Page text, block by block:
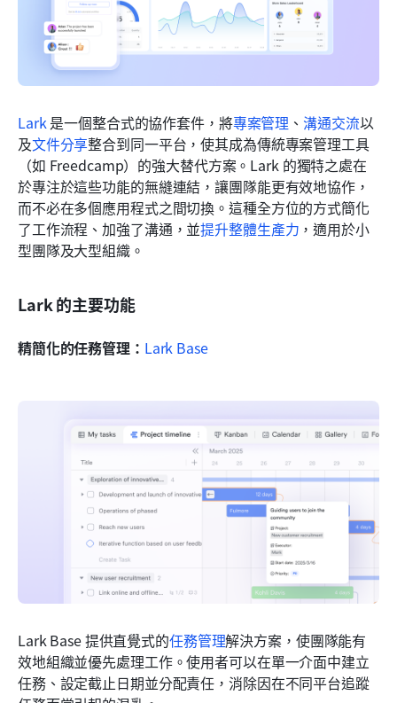
Lark 是一個整合式的協作套件，將專案管理 、 溝通交流以
及文件分享整合到同一平台，使其成為傳統專案管理工具
（如 Freedcamp）的強大替代方案。Lark 的獨特之處在
於專注於這些功能的無縫連結，讓團隊能更有效地協作，
而不必在多個應用程式之間切換。這種全方位的方式簡化
了工作流程、加強了溝通，並提升整體生產力 ，適用於小
型團隊及大型組織。
Lark 的主要功能
精簡化的任務管理： Lark Base
Lark Base 提供直覺式的任務管理解決方案，使團隊能有
效地組織並優先處理工作。使用者可以在單一介面中建立
任務、設定截止日期並分配責任，消除因在不同平台追蹤